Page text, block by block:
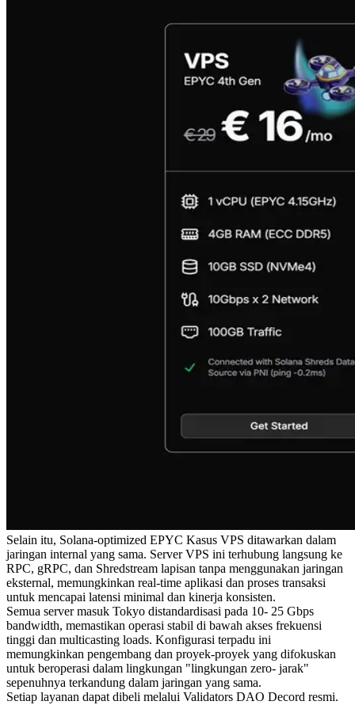
Selain itu, Solana-optimized EPYC Kasus VPS ditawarkan dalam
jaringan internal yang sama. Server VPS ini terhubung langsung ke
RPC, gRPC, dan Shredstream lapisan tanpa menggunakan jaringan
eksternal, memungkinkan real-time aplikasi dan proses transaksi
untuk mencapai latensi minimal dan kinerja konsisten.
Semua server masuk Tokyo distandardisasi pada 10- 25 Gbps
bandwidth, memastikan operasi stabil di bawah akses frekuensi
tinggi dan multicasting loads. Konfigurasi terpadu ini
memungkinkan pengembang dan proyek-proyek yang difokuskan
untuk beroperasi dalam lingkungan "lingkungan zero- jarak"
sepenuhnya terkandung dalam jaringan yang sama.
Setiap layanan dapat dibeli melalui Validators DAO Decord resmi.